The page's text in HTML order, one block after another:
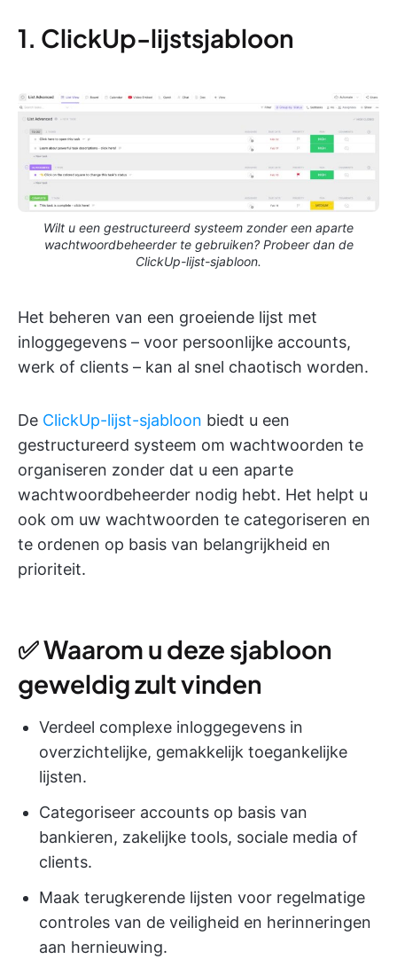
1. ClickUp-lijstsjabloon
Wilt u een gestructureerd systeem zonder een aparte
wachtwoordbeheerder te gebruiken? Probeer dan de
ClickUp-lijst-sjabloon.
Het beheren van een groeiende lijst met
inloggegevens – voor persoonlijke accounts,
werk of clients – kan al snel chaotisch worden.
De ClickUp-lijst-sjabloon biedt u een
gestructureerd systeem om wachtwoorden te
organiseren zonder dat u een aparte
wachtwoordbeheerder nodig hebt. Het helpt u
ook om uw wachtwoorden te categoriseren en
te ordenen op basis van belangrijkheid en
prioriteit.
✅ Waarom u deze sjabloon
geweldig zult vinden
Verdeel complexe inloggegevens in
overzichtelijke, gemakkelijk toegankelijke
lijsten.
Categoriseer accounts op basis van
bankieren, zakelijke tools, sociale media of
clients.
Maak terugkerende lijsten voor regelmatige
controles van de veiligheid en herinneringen
aan hernieuwing.